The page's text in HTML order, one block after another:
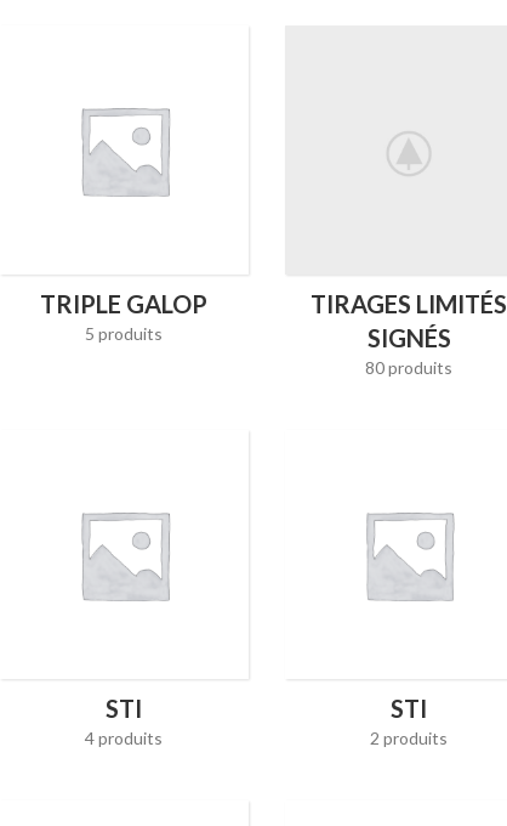
TRIPLE GALOP
5 produits
TIRAGES LIMITÉS
SIGNÉS
80 produits
STI
4 produits
STI
2 produits